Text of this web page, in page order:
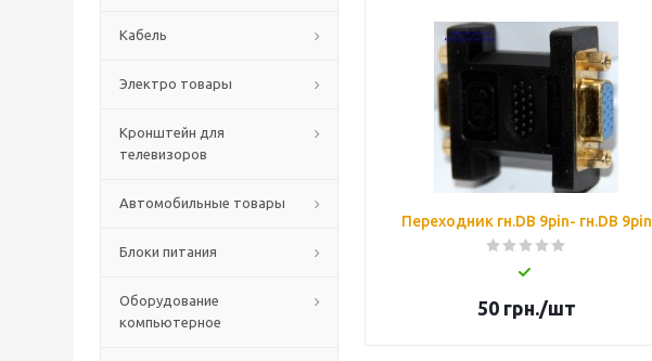
Кабель
Электро товары
Кронштейн для
телевизоров
Автомобильные товары
Блоки питания
Оборудование
компьютерное
Переходник гн.DB 9pin- гн.DB 9pin
50грн./шт